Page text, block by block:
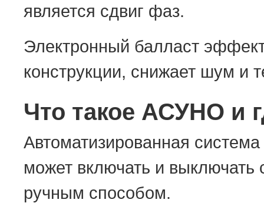
является сдвиг фаз.
Электронный балласт
конструкции, снижает шум и
Что такое АСУНО и
Автоматизированная
может включать и выключать
ручным способом.